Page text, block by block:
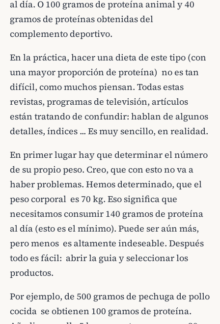
al día. O 100 gramos de proteína animal y 40
gramos de proteínas obtenidas del
complemento deportivo.
En la práctica, hacer una dieta de este tipo (con
una mayor proporción de proteína) no es tan
difícil, como muchos piensan. Todas estas
revistas, programas de televisión, artículos
están tratando de confundir: hablan de algunos
detalles, índices ... Es muy sencillo, en realidad.
En primer lugar hay que determinar el número
de su propio peso. Creo, que con esto no va a
haber problemas. Hemos determinado, que el
peso corporal es 70 kg. Eso significa que
necesitamos consumir 140 gramos de proteína
al día (esto es el mínimo). Puede ser aún más,
pero menos es altamente indeseable. Después
todo es fácil: abrir la guia y seleccionar los
productos.
Por ejemplo, de 500 gramos de pechuga de pollo
cocida se obtienen 100 gramos de proteína.